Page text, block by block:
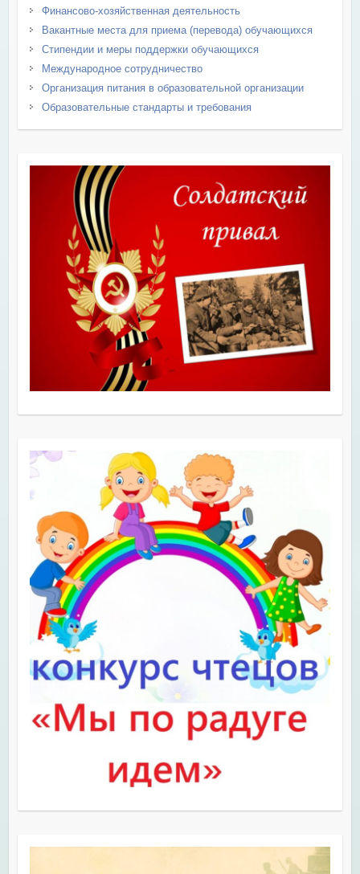
Финансово-хозяйственная деятельность
Вакантные места для приема (перевода) обучающихся
Стипендии и меры поддержки обучающихся
Международное сотрудничество
Организация питания в образовательной организации
Образовательные стандарты и требования